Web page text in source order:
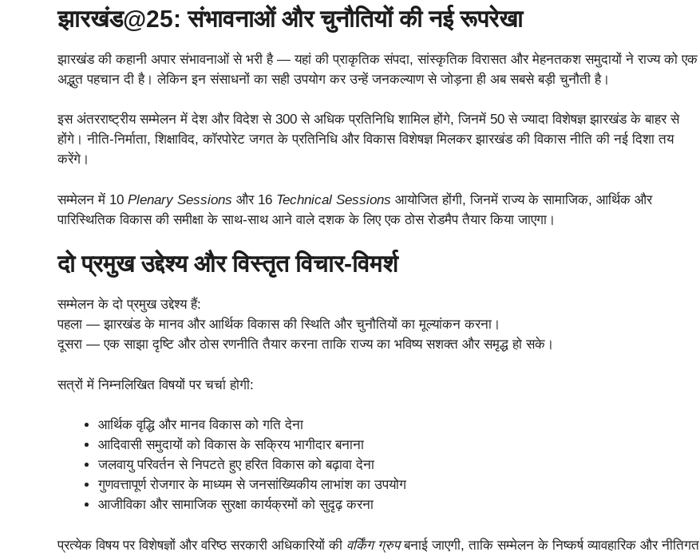
झारखंड@25: संभावनाओं और चुनौतियों की नई रूपरेखा
झारखंड की कहानी अपार संभावनाओं से भरी है — यहां की प्राकृतिक संपदा, सांस्कृतिक विरासत और मेहनतकश समुदायों ने राज्य को एक
अद्भुत पहचान दी है। लेकिन इन संसाधनों का सही उपयोग कर उन्हें जनकल्याण से जोड़ना ही अब सबसे बड़ी चुनौती है।
इस अंतरराष्ट्रीय सम्मेलन में देश और विदेश से 300 से अधिक प्रतिनिधि शामिल होंगे, जिनमें 50 से ज्यादा विशेषज्ञ झारखंड के बाहर से
होंगे। नीति-निर्माता, शिक्षाविद, कॉरपोरेट जगत के प्रतिनिधि और विकास विशेषज्ञ मिलकर झारखंड की विकास नीति की नई दिशा तय
करेंगे।
सम्मेलन में 10 Plenary Sessions और 16 Technical Sessions आयोजित होंगी, जिनमें राज्य के सामाजिक, आर्थिक और
पारिस्थितिक विकास की समीक्षा के साथ-साथ आने वाले दशक के लिए एक ठोस रोडमैप तैयार किया जाएगा।
दो प्रमुख उद्देश्य और विस्तृत विचार-विमर्श
सम्मेलन के दो प्रमुख उद्देश्य हैं:
पहला — झारखंड के मानव और आर्थिक विकास की स्थिति और चुनौतियों का मूल्यांकन करना।
दूसरा — एक साझा दृष्टि और ठोस रणनीति तैयार करना ताकि राज्य का भविष्य सशक्त और समृद्ध हो सके।
सत्रों में निम्नलिखित विषयों पर चर्चा होगी:
आर्थिक वृद्धि और मानव विकास को गति देना
आदिवासी समुदायों को विकास के सक्रिय भागीदार बनाना
जलवायु परिवर्तन से निपटते हुए हरित विकास को बढ़ावा देना
गुणवत्तापूर्ण रोजगार के माध्यम से जनसांख्यिकीय लाभांश का उपयोग
आजीविका और सामाजिक सुरक्षा कार्यक्रमों को सुदृढ़ करना
प्रत्येक विषय पर विशेषज्ञों और वरिष्ठ सरकारी अधिकारियों की वर्किंग ग्रुपबनाई जाएगी, ताकि सम्मेलन के निष्कर्ष व्यावहारिक और नीतिगत